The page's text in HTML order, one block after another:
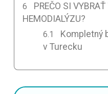
PREČO SI VYBRAŤ
HEMODIALÝZU?
Kompletný
v Turecku